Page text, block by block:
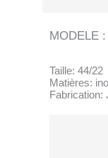
MODELE
Taille: 44/22
Matières:
Fabrication: